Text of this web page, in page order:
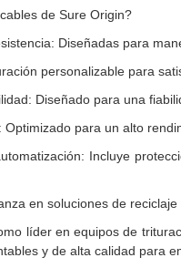
de Sure Origin?
Diseñadas para
personalizable para
Diseñado para una
para un alto
Incluye
en soluciones de reciclaje
líder en equipos de
y de alta calidad para